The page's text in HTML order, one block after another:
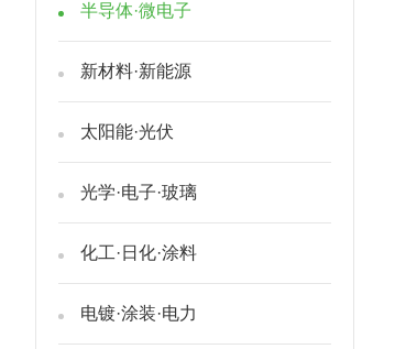
半导体·微电子
新材料·新能源
太阳能·光伏
光学·电子·玻璃
化工·日化·涂料
电镀·涂装·电力